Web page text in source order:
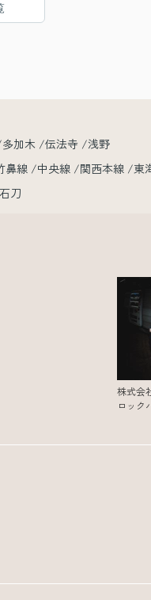
ートに
り
ございました♪
多加木 伝法寺
浅野
鼻線 中央線 関西本線 東
石刀
株式会
ロック